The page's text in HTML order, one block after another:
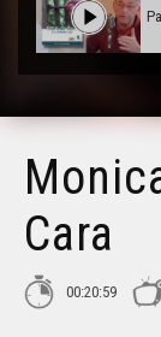
Cara
00:20:59